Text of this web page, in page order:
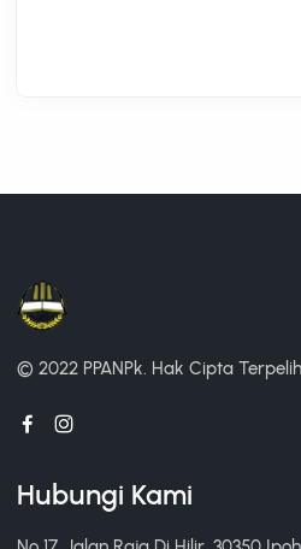
© 2022 PPANPk. Hak Cipta
Hubungi Kami